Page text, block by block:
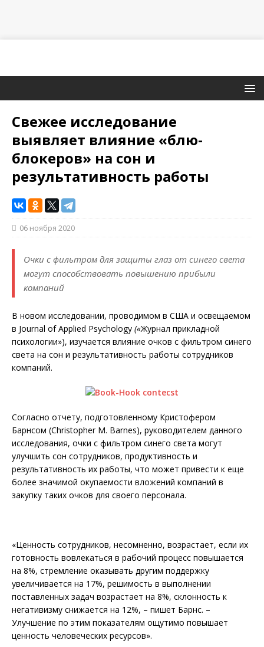
Свежее исследование
выявляет влияние «блю-
блокеров» на сон и
результативность работы
06 ноября 2020
Очки с фильтром для защиты глаз от синего света
могут способствовать повышению прибыли
компаний
В новом исследовании, проводимом в США и освещаемом
в Journal of Applied Psychology («Журнал прикладной
психологии»), изучается влияние очков с фильтром синего
света на сон и результативность работы сотрудников
компаний.
Согласно отчету, подготовленному Кристофером
Барнсом (Christopher M. Barnes), руководителем данного
исследования, очки с фильтром синего света могут
улучшить сон сотрудников, продуктивность и
результативность их работы, что может привести к еще
более значимой окупаемости вложений компаний в
закупку таких очков для своего персонала.
«Ценность сотрудников, несомненно, возрастает, если их
готовность вовлекаться в рабочий процесс повышается
на 8%, стремление оказывать другим поддержку
увеличивается на 17%, решимость в выполнении
поставленных задач возрастает на 8%, склонность к
негативизму снижается на 12%, – пишет Барнс. –
Улучшение по этим показателям ощутимо повышает
ценность человеческих ресурсов».